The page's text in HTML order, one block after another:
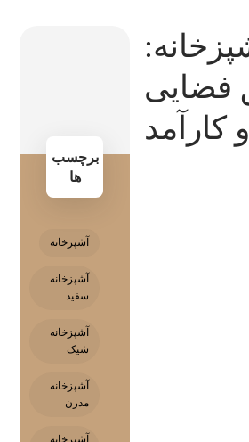
فضایی
کارآمد
برچسب
ها
آشپزخانه
آشپزخانه
سفید
آشپزخانه
شیک
آشپزخانه
مدرن
آشپزخانه